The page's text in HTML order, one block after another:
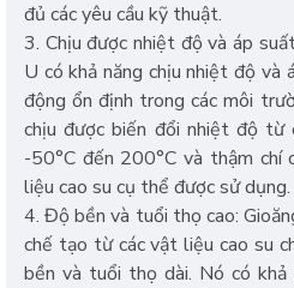
đủ các yêu cầu kỹ thuật.
3. Chịu được nhiệt độ và áp
U có khả năng chịu nhiệt độ và
động ổn định trong các môi
chịu được biến đổi nhiệt độ từ
-50°C đến 200°C và thậm
liệu cao su cụ thể được sử dụng.
4. Độ bền và tuổi thọ cao:
chế tạo từ các vật liệu cao su
bền và tuổi thọ dài. Nó có